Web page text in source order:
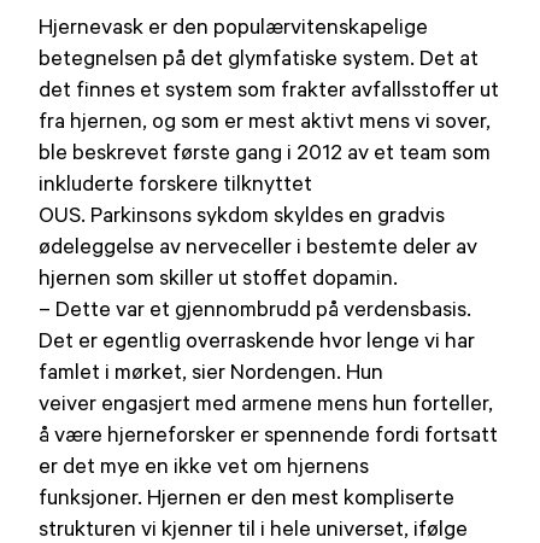
Hjernevask er den populærvitenskapelige
betegnelsen på det glymfatiske system. Det at
det finnes et system som frakter avfallsstoffer ut
fra hjernen, og som er mest aktivt mens vi sover,
ble beskrevet første gang i 2012 av et team som
inkluderte forskere tilknyttet
OUS. Parkinsons sykdom skyldes en gradvis
ødeleggelse av nerveceller i bestemte deler av
hjernen som skiller ut stoffet dopamin.
– Dette var et gjennombrudd på verdensbasis.
Det er egentlig overraskende hvor lenge vi har
famlet i mørket, sier Nordengen. Hun
veiver engasjert med armene mens hun forteller,
å være hjerneforsker er spennende fordi fortsatt
er det mye en ikke vet om hjernens
funksjoner. Hjernen er den mest kompliserte
strukturen vi kjenner til i hele universet, ifølge